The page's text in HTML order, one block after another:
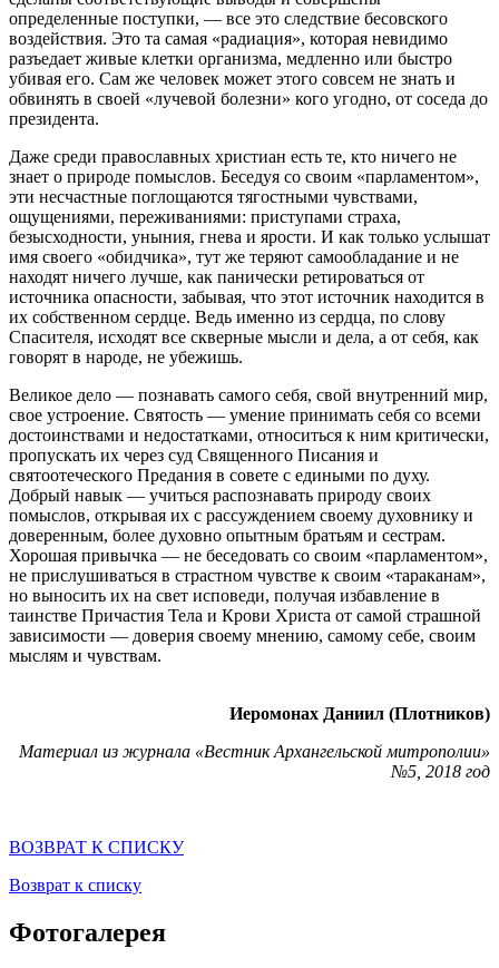
определенные поступки, — все это следствие бесовского
воздействия. Это та самая «радиация», которая невидимо
разъедает живые клетки организма, медленно или быстро
убивая его. Сам же человек может этого совсем не знать и
обвинять в своей «лучевой болезни» кого угодно, от соседа до
президента.
Даже среди православных христиан есть те, кто ничего не
знает о природе помыслов. Беседуя со своим «парламентом»,
эти несчастные поглощаются тягостными чувствами,
ощущениями, переживаниями: приступами страха,
безысходности, уныния, гнева и ярости. И как только услышат
имя своего «обидчика», тут же теряют самообладание и не
находят ничего лучше, как панически ретироваться от
источника опасности, забывая, что этот источник находится в
их собственном сердце. Ведь именно из сердца, по слову
Спасителя, исходят все скверные мысли и дела, а от себя, как
говорят в народе, не убежишь.
Великое дело — познавать самого себя, свой внутренний мир,
свое устроение. Святость — умение принимать себя со всеми
достоинствами и недостатками, относиться к ним критически,
пропускать их через суд Священного Писания и
святоотеческого Предания в совете с едиными по духу.
Добрый навык — учиться распознавать природу своих
помыслов, открывая их с рассуждением своему духовнику и
доверенным, более духовно опытным братьям и сестрам.
Хорошая привычка — не беседовать со своим «парламентом»,
не прислушиваться в страстном чувстве к своим «тараканам»,
но выносить их на свет исповеди, получая избавление в
таинстве Причастия Тела и Крови Христа от самой страшной
зависимости — доверия своему мнению, самому себе, своим
мыслям и чувствам.
Иеромонах Даниил (Плотников)
Материал из журнала «Вестник Архангельской митрополии»
№5, 2018 год
ВОЗВРАТ К СПИСКУ
Возврат к списку
Фотогалерея